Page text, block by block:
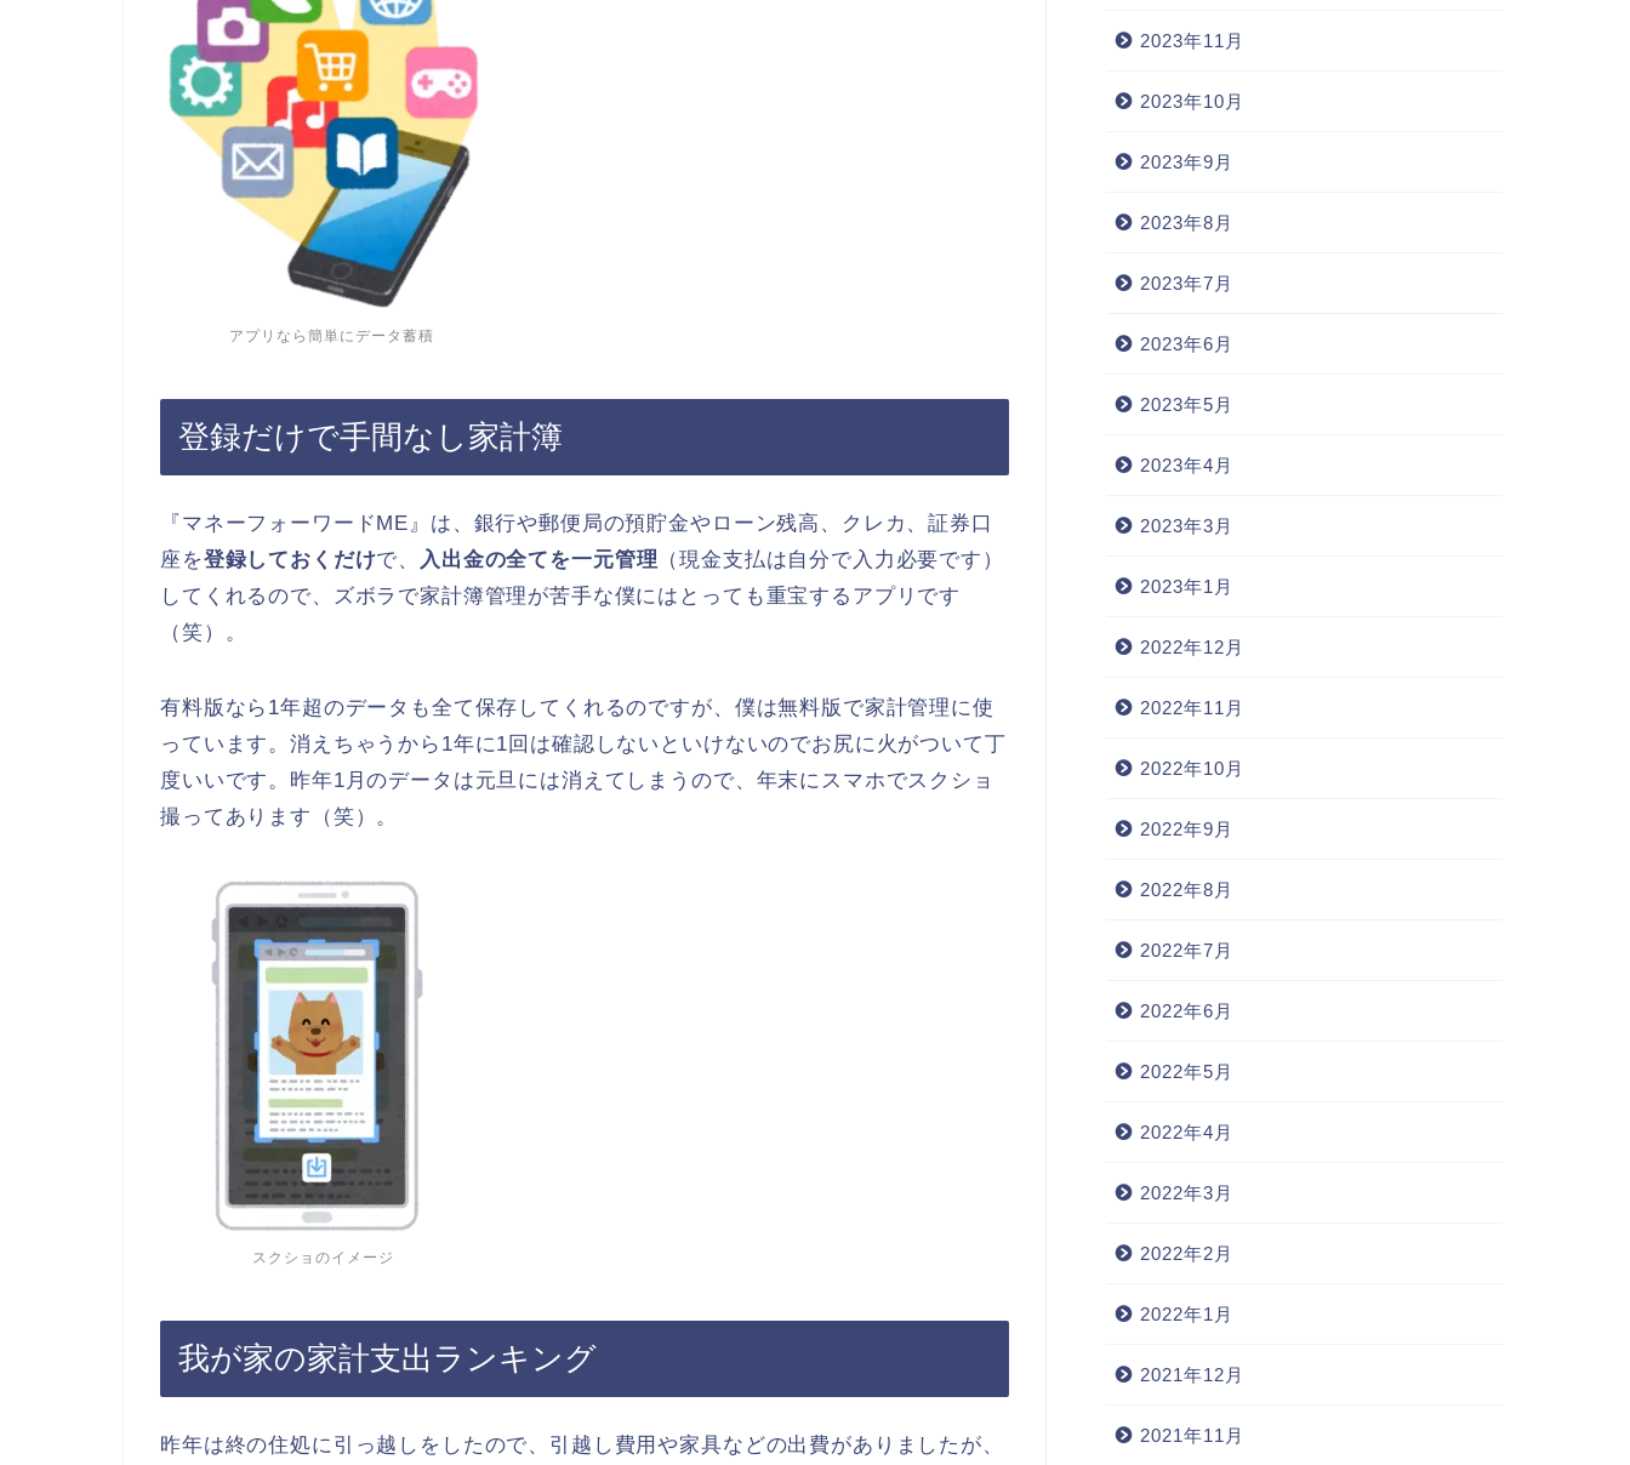
アプリなら簡単にデータ蓄積
登録だけで手間なし家計簿
『マネーフォーワードME』は、銀行や郵便局の預貯金やローン残高、クレカ、証券口
座を登録しておくだけで、 入出金の全てを一元管理 （現金支払は自分で入力必要です）
してくれるので、ズボラで家計簿管理が苦手な僕にはとっても重宝するアプリです
（笑）。
有料版なら1年超のデータも全て保存してくれるのですが、僕は無料版で家計管理に使
っています。消えちゃうから1年に1回は確認しないといけないのでお尻に火がついて丁
度いいです。昨年1月のデータは元旦には消えてしまうので、年末にスマホでスクショ
撮ってあります（笑）。
スクショのイメージ
我が家の家計支出ランキング
昨年は終の住処に引っ越しをしたので、引越し費用や家具などの出費がありましたが、
2023年11月
2023年10月
2023年9月
2023年8月
2023年7月
2023年6月
2023年5月
2023年4月
2023年3月
2023年1月
2022年12月
2022年11月
2022年10月
2022年9月
2022年8月
2022年7月
2022年6月
2022年5月
2022年4月
2022年3月
2022年2月
2022年1月
2021年12月
2021年11月